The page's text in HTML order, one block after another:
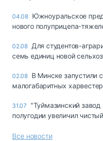
04.08 Южноуральское
нового полуприцепа-
02.08 Для студентов-
семь единиц новой
02.08 В Минске запустили
малогабаритных
31.07
"Туймазинский
полугодии увеличил
Все новости